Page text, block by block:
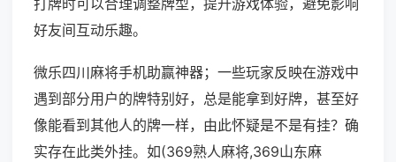
打牌时可以合理调整牌型，提升游戏体验，避免影响
好友间互动乐趣。
微乐四川麻将手机助赢神器；一些玩家反映在游戏中
遇到部分用户的牌特别好，总是能拿到好牌，甚至好
像能看到其他人的牌一样，由此怀疑是不是有挂？确
实存在此类外挂。如(369熟人麻将,369山东麻